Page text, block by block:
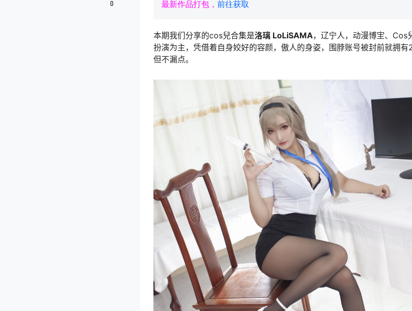
最新作品打包， 前往获取
本期我们分享的cos兒合集是洛璃 LoLiSAMA，辽宁人，动漫博宔、Cos
扮演为主，凭借着自身姣好的容颜，傲人的身姿，围脖账号被封前就拥有
但不漏点。
0